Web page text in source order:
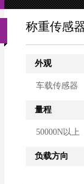
称重传感
外观
车载传感器
量程
50000N以上
负载方向